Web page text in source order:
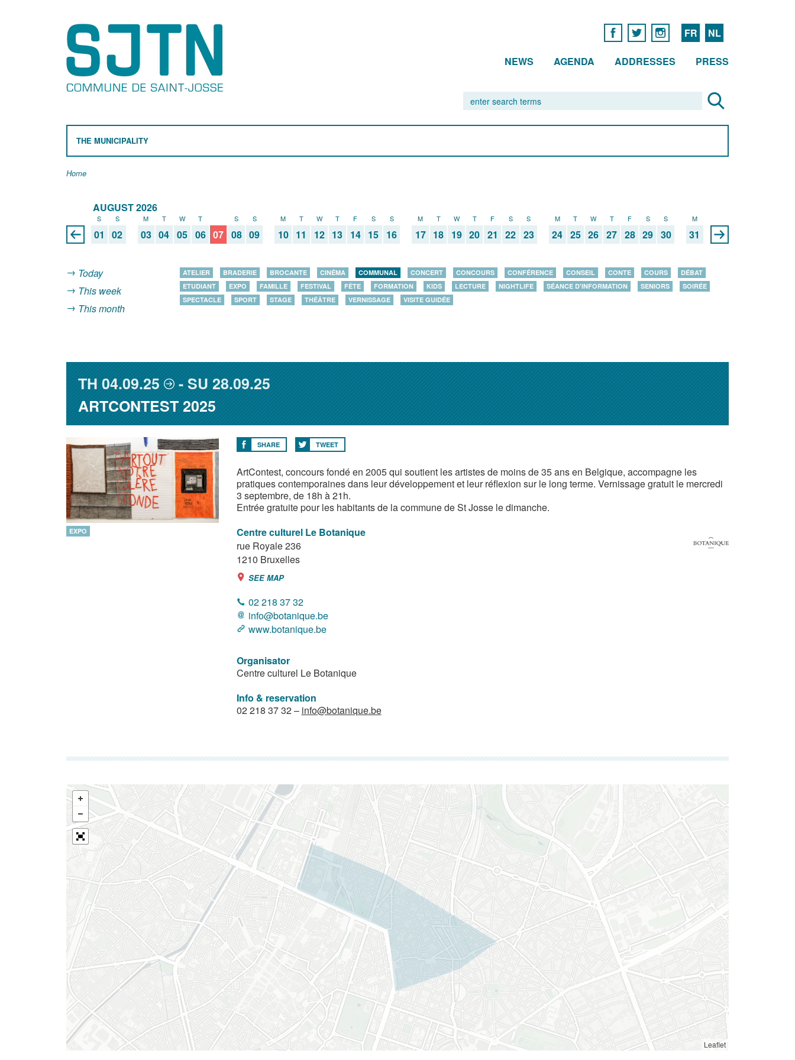
FR NL
NEWS AGENDA ADDRESSES PRESS
THE MUNICIPALITY
Home
AUGUST 2026
S
01
S
02
M
03
T
04
W
05
T
06 07
S
08
S
09
M
10
T
11
W
12
T
13
F
14
S
15
S
16
M
17
T
18
W
19
T
20
F
21
S
22
S
23
M
24
T
25
W
26
T
27
F
28
S
29
S
30
M
31
Today
This week
This month
ATELIER BRADERIE BROCANTE CINÉMA COMMUNAL CONCERT CONCOURS CONFÉRENCE CONSEIL CONTE COURS
DÉBAT
ETUDIANT
EXPO FAMILLE FESTIVAL FÊTE FORMATION KIDS LECTURE NIGHTLIFE SÉANCE D'INFORMATION SENIORS
SOIRÉE
SPECTACLE
SPORT STAGE THÉÂTRE VERNISSAGE VISITE GUIDÉE
TH04.09.25 SU28.09.25
ARTCONTEST 2025
EXPO
SHARE TWEET
ArtContest, concours fondé en 2005 qui soutient les artistes de moins de 35 ans en Belgique, accompagne les
pratiques contemporaines dans leur développement et leur réflexion sur le long terme. Vernissage gratuit le mercredi
3 septembre, de 18h à 21h.
Entrée gratuite pour les habitants de la commune de St Josse le dimanche.
Centre culturel Le Botanique
rue Royale 236
1210 Bruxelles
SEE MAP
02 218 37 32
info@botanique.be
www.botanique.be
Organisator
Centre culturel Le Botanique
Info & reservation
02 218 37 32 – info@botanique.be
Leaflet